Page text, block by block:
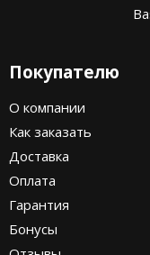
Покупателю
О компании
Как заказать
Доставка
Оплата
Гарантия
Бонусы